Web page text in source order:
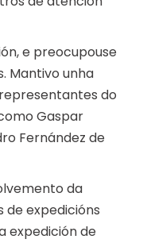
e preocupouse
Mantivo unha
do
Gaspar
Fernández de
da
de expedicións
expedición de